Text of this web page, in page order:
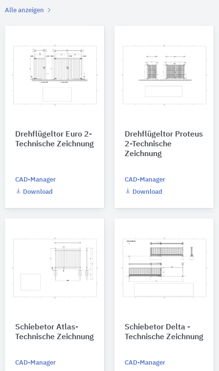
Alle anzeigen
Drehflügeltor Euro 2-
Technische Zeichnung
CAD-Manager
Download
Drehflügeltor Proteus
2-Technische
Zeichnung
CAD-Manager
Download
Schiebetor Atlas-
Technische Zeichnung
CAD-Manager
Schiebetor Delta -
Technische Zeichnung
CAD-Manager